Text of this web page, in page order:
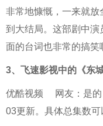
非常地慷慨，一来就
到大结局。这部剧中演
面的台词也非常的搞笑
3、 飞速影视中的《东
优酷视频
网友：是
03更新。具体总集数可